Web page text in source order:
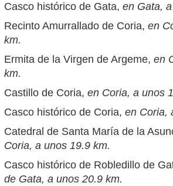
Casco histórico de Gata, en Gata,
Recinto Amurrallado de Coria, en
km.
Ermita de la Virgen de Argeme, en
km.
Castillo de Coria, en Coria, a unos
Casco histórico de Coria, en Coria,
Catedral de Santa María de la
Coria, a unos 19.9 km.
Casco histórico de Robledillo de
de Gata, a unos 20.9 km.